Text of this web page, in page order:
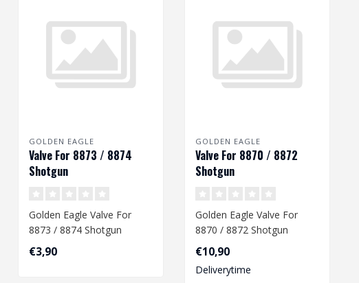
GOLDEN EAGLE
Valve For 8873 / 8874
Shotgun
Golden Eagle Valve For
8873 / 8874 Shotgun
€3,90
GOLDEN EAGLE
Valve For 8870 / 8872
Shotgun
Golden Eagle Valve For
8870 / 8872 Shotgun
€10,90
Deliverytime